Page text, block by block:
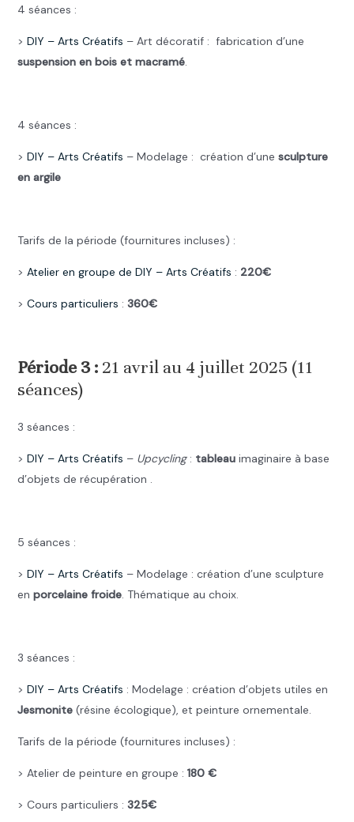
4 séances :
> DIY – Arts Créatifs – Art décoratif : fabrication d’une
suspension en bois et macramé.
4 séances :
> DIY – Arts Créatifs – Modelage : création d’une sculpture
en argile
Tarifs de la période (fournitures incluses) :
> Atelier en groupe de DIY – Arts Créatifs : 220€
> Cours particuliers : 360€
Période 3 :21 avril au 4 juillet 2025 (11
séances)
3 séances :
> DIY – Arts Créatifs – Upcycling: tableauimaginaire à base
d’objets de récupération .
5 séances :
> DIY – Arts Créatifs – Modelage : création d’une sculpture
en porcelaine froide. Thématique au choix.
3 séances :
> DIY – Arts Créatifs : Modelage : création d’objets utiles en
Jesmonite(résine écologique), et peinture ornementale.
Tarifs de la période (fournitures incluses) :
> Atelier de peinture en groupe : 180 €
> Cours particuliers : 325€